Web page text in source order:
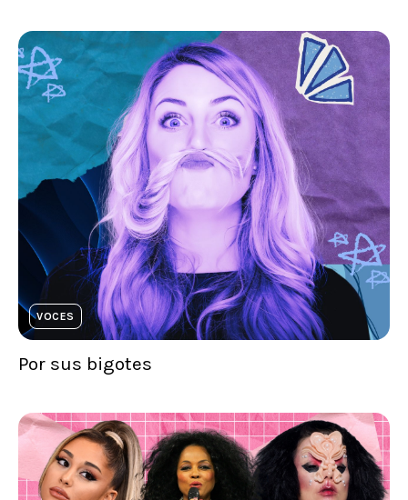
VOCES
Por sus bigotes